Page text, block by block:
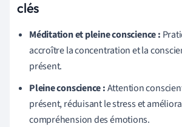
clés
Méditation et pleine conscience :
accroître la concentration et la
présent.
Pleine conscience :Attention
présent, réduisant le stress et
compréhension des émotions.